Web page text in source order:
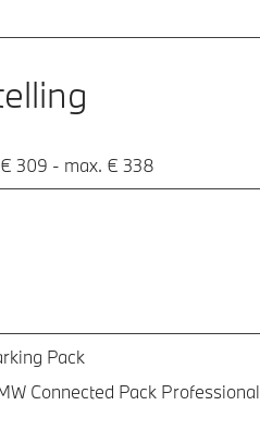
309 - max. € 338
Pack
Connected Pack Professional